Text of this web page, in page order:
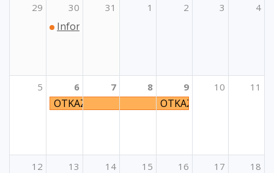
29 30
Informativni dan Erasmus+ Sport
31 1 2 3 4
5 6
OTKAZANO - Seminar LEAN on LEARNING –
7 8 9
OTKAZANO - Seminar
10 11
12 13 14 15 16 17 18